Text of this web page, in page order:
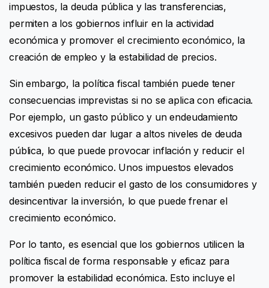
impuestos, la deuda pública y las transferencias,
permiten a los gobiernos influir en la actividad
económica y promover el crecimiento económico, la
creación de empleo y la estabilidad de precios.
Sin embargo, la política fiscal también puede tener
consecuencias imprevistas si no se aplica con eficacia.
Por ejemplo, un gasto público y un endeudamiento
excesivos pueden dar lugar a altos niveles de deuda
pública, lo que puede provocar inflación y reducir el
crecimiento económico. Unos impuestos elevados
también pueden reducir el gasto de los consumidores y
desincentivar la inversión, lo que puede frenar el
crecimiento económico.
Por lo tanto, es esencial que los gobiernos utilicen la
política fiscal de forma responsable y eficaz para
promover la estabilidad económica. Esto incluye el